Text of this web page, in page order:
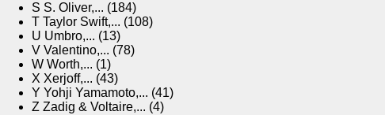
S S. Oliver,... (184)
T Taylor Swift,... (108)
U Umbro,... (13)
V Valentino,... (78)
W Worth,... (1)
X Xerjoff,... (43)
Y Yohji Yamamoto,... (41)
Z Zadig & Voltaire,... (4)